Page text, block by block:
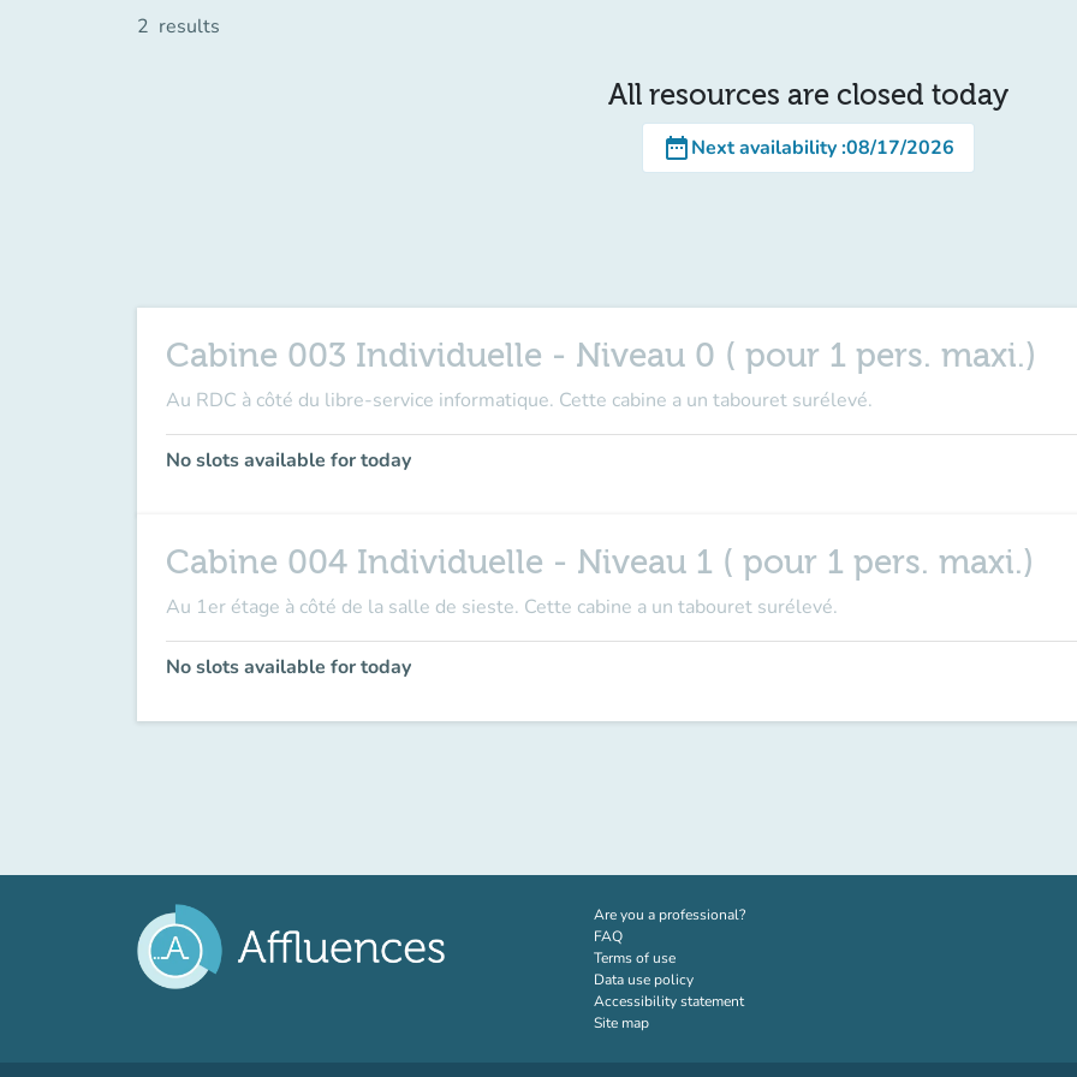
2 results
All resources are closed today
date_rangeNext availability:08/17/2026
Cabine 003 Individuelle - Niveau 0 ( pour 1 pers. maxi.)
Au RDC à côté du libre-service informatique. Cette cabine a un tabouret surélevé.
No slots available for today
Cabine 004 Individuelle - Niveau 1 ( pour 1 pers. maxi.)
Au 1er étage à côté de la salle de sieste. Cette cabine a un tabouret surélevé.
No slots available for today
Are you a professional?(new tab)
FAQ
Terms of use
Data use policy
Accessibility statement
Site map